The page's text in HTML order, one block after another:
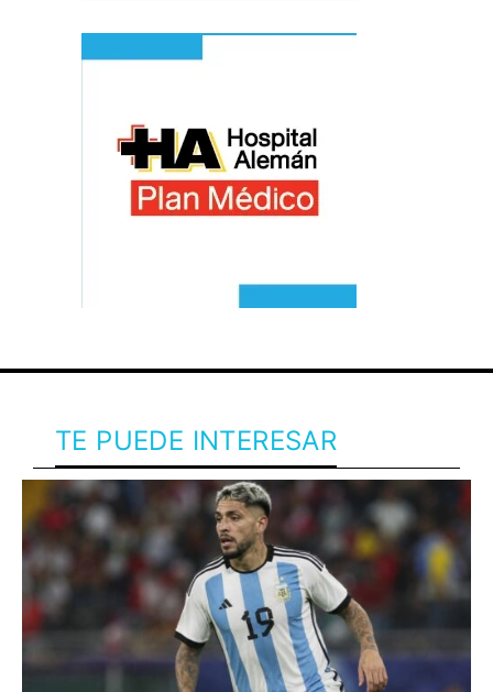
TE PUEDE INTERESAR